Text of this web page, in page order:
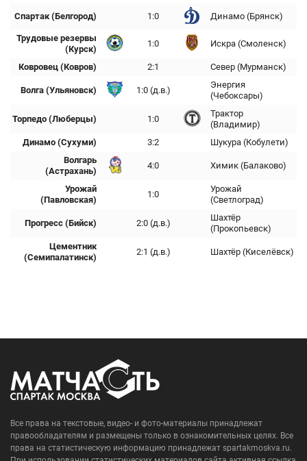
Спартак (Белгород) 1:0 Динамо (Брянск)
Трудовые резервы
(Курск)
1:0 Искра (Смоленск)
Ковровец (Ковров) 2:1 Север (Мурманск)
Волга (Ульяновск) 1:0 (д.в.)
Энергия
(Чебоксары)
Торпедо (Люберцы) 1:0
Трактор
(Владимир)
Динамо (Сухуми)
3:2
Шукура (Кобулети)
Волгарь
(Астрахань)
4:0 Химик (Балаково)
Урожай
(Павловская)
1:0
Урожай
(Светлоград)
Прогресс (Бийск) 2:0 (д.в.)
Шахтёр
(Прокопьевск)
Цементник
(Семипалатинск)
2:1 (д.в.) Шахтёр (Киселёвск)
Все права на текстовые, видео- и фото-материалы принадлежат
правообладателям и размещены только в ознакомительных целях. Все
права на статистическую информацию принадлежат spartakmoskva.ru.